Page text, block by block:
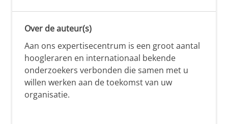
Over de auteur(s)
Aan ons expertisecentrum is een groot aantal
hoogleraren en internationaal bekende
onderzoekers verbonden die samen met u
willen werken aan de toekomst van uw
organisatie.